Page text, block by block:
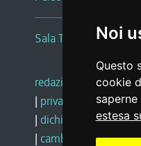
Noi
Questo
cookie
estesa
Sala Tiziano Tessitori
redazione web |
| privacy
social
| dichiarazione di
| cambio preferenze